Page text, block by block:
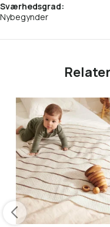
4372 Burgundy - NY!
6041 Dusty Blue
6052 Country Blue
6081 Midnight Blue
7521 Soft Powder Blu
Sværhedsgrad:
Nybegynder